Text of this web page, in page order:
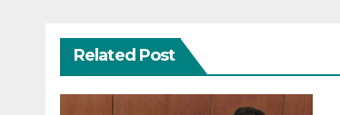
Related Post